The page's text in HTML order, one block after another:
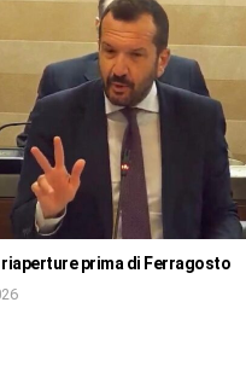
prima di Ferragosto